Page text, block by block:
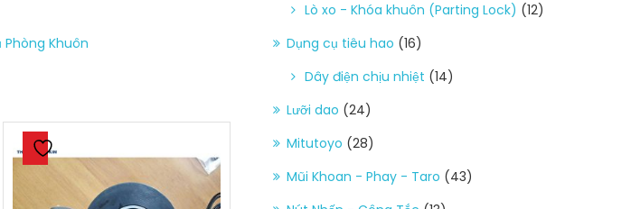
Phòng Khuôn
Lò xo - Khóa khuôn (Parting Lock) (12)
Dụng cụ tiêu hao (16)
Dây điện chịu nhiệt (14)
Lưỡi dao (24)
Mitutoyo (28)
Mũi Khoan - Phay - Taro (43)